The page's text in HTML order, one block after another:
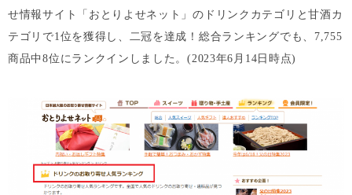
せ情報サイト「おとりよせネット」のドリンクカテゴリと甘酒カ
テゴリで1位を獲得し、二冠を達成！総合ランキングでも、7,755
商品中8位にランクインしました。(2023年6月14日時点)